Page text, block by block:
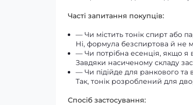
Часті запитання покупців:
— Чи містить тонік спирт або
Ні, формула безспиртова й не
— Чи потрібна есенція, якщо я
Завдяки насиченому складу
— Чи підійде для ранкового та
Так, тонік розроблений для
Спосіб застосування: